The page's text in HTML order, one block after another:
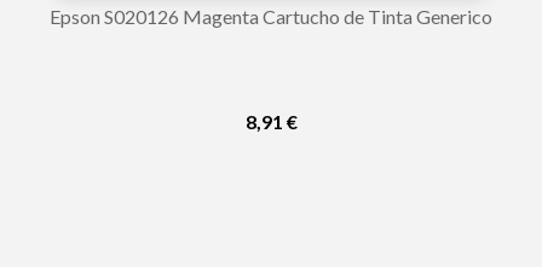
Epson S020126 Magenta Cartucho de Tinta Generico
8,91 €